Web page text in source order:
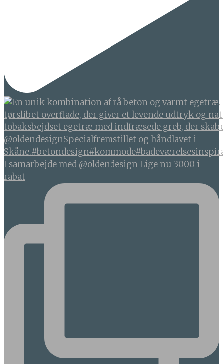
I samarbejde med @oldendesign Lige nu 3000 i
rabat